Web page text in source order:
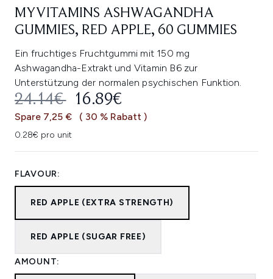
MYVITAMINS ASHWAGANDHA
GUMMIES, RED APPLE, 60 GUMMIES
Ein fruchtiges Fruchtgummi mit 150 mg
Ashwagandha-Extrakt und Vitamin B6 zur
Unterstützung der normalen psychischen Funktion.
UNVERBINDLICHE
24.14€ AKTUELLER PREIS:
16.89€
Spare 7,25 € ( 30 % Rabatt )
0.28€ pro unit
FLAVOUR:
RED APPLE (EXTRA STRENGTH)
RED APPLE (SUGAR FREE)
AMOUNT: